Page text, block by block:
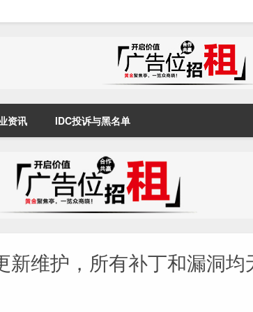
资讯 IDC投诉与黑名单
新维护，所有补丁和漏洞均